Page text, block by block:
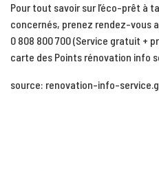
Pour tout savoir sur l’éco-prêt à
concernés, prenez rendez-vous
0 808 800 700 (Service gratuit +
carte des Points rénovation info
source: renovation-info-